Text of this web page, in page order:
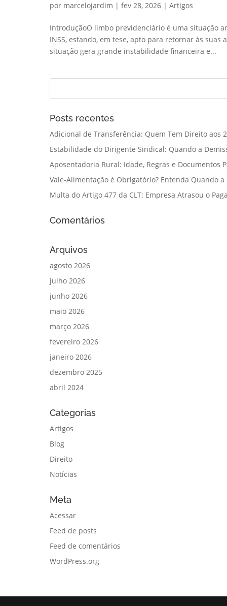
por marcelojardim | fev 28, 2026 | Artigos
IntroduçãoO limbo previdenciário é uma situação
INSS, estando, em tese, apto para retornar às
situação gera grande instabilidade financeira e...
Posts recentes
Adicional de Transferência: Quem Tem Direito aos
Estabilidade do Dirigente Sindical: Quando a
Aposentadoria Rural: Idade, Regras e Documentos
Vale-Alimentação é Obrigatório? Entenda Quando
Multa do Artigo 477 da CLT: Empresa Atrasou o
Comentários
Arquivos
agosto 2026
julho 2026
junho 2026
maio 2026
março 2026
fevereiro 2026
janeiro 2026
dezembro 2025
abril 2024
Categorias
Artigos
Blog
Direito
Notícias
Meta
Acessar
Feed de posts
Feed de comentários
WordPress.org